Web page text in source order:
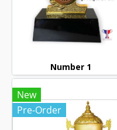
Number 1
New
Pre-Order